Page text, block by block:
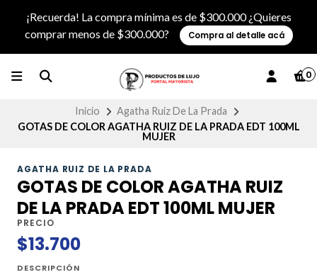
¡Recuerda! La compra mínima es de $300.000 ¿Quieres
comprar menos de $300.000?
Compra al detalle acá
0
Inicio
Agatha Ruiz De La Prada
GOTAS DE COLOR AGATHA RUIZ DE LA PRADA EDT 100ML
MUJER
AGATHA RUIZ DE LA PRADA
GOTAS DE COLOR AGATHA RUIZ
DE LA PRADA EDT 100ML MUJER
PRECIO
$13.700
DESCRIPCIÓN